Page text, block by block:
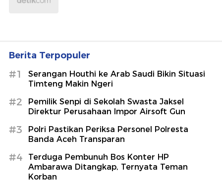
Berita Terpopuler
#1
Serangan Houthi ke Arab Saudi Bikin Situasi
Timteng Makin Ngeri
#2
Pemilik Senpi di Sekolah Swasta Jaksel
Direktur Perusahaan Impor Airsoft Gun
#3
Polri Pastikan Periksa Personel Polresta
Banda Aceh Transparan
#4
Terduga Pembunuh Bos Konter HP
Ambarawa Ditangkap, Ternyata Teman
Korban